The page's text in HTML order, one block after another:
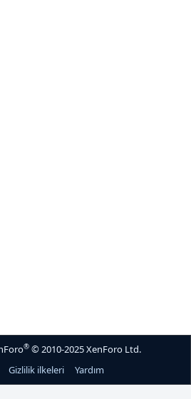
® © 2010-2025 XenForo Ltd.
Gizlilik ilkeleri Yardım